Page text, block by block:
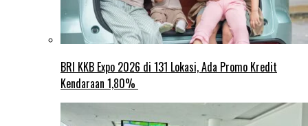
BRI KKB Expo 2026 di 131 Lokasi, Ada Promo Kredit
Kendaraan 1,80%